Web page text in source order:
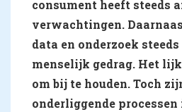
consument heeft steeds
verwachtingen.
data en onderzoek
menselijk gedrag. Het
om bij te houden. Toch
onderliggende processen